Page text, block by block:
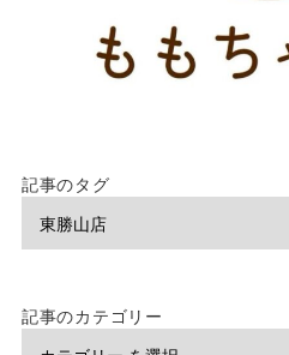
記事のタグ
記事のカテゴリー